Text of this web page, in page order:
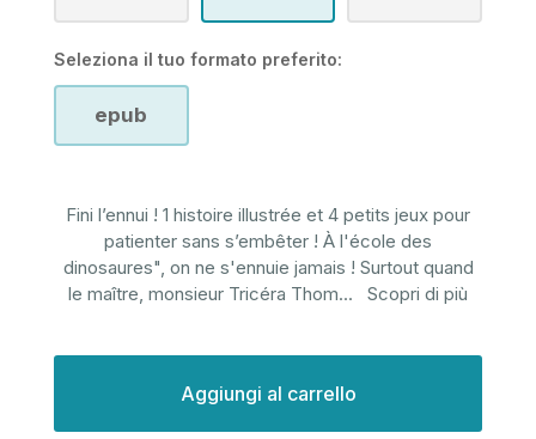
Seleziona il tuo formato preferito:
epub
Fini l’ennui ! 1 histoire illustrée et 4 petits jeux pour
patienter sans s’embêter ! À l'école des
dinosaures", on ne s'ennuie jamais ! Surtout quand
le maître, monsieur Tricéra Thom... Scopri di più